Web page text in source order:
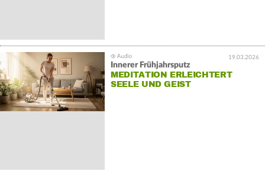
19.03.2026
Innerer Frühjahrsputz
MEDITATION ERLEICHTERT
SEELE UND GEIST